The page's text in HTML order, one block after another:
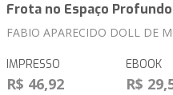
Frota no Espaço Profundo
FABIO APARECIDO DOLL DE
IMPRESSO
R$ 46,92
EBOOK
R$